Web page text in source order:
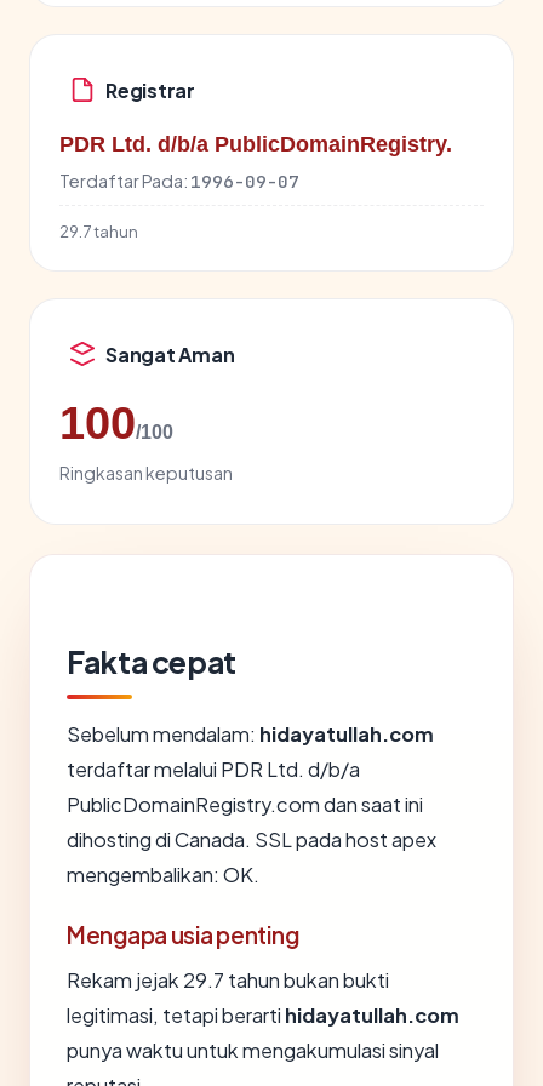
Registrar
PDR Ltd. d/b/a PublicDomainRegistry.
Terdaftar Pada: 1996-09-07
29.7 tahun
Sangat Aman
100/100
Ringkasan keputusan
Fakta cepat
Sebelum mendalam: hidayatullah.com
terdaftar melalui PDR Ltd. d/b/a
PublicDomainRegistry.com dan saat ini
dihosting di Canada. SSL pada host apex
mengembalikan: OK.
Mengapa usia penting
Rekam jejak 29.7 tahun bukan bukti
legitimasi, tetapi berarti hidayatullah.com
punya waktu untuk mengakumulasi sinyal